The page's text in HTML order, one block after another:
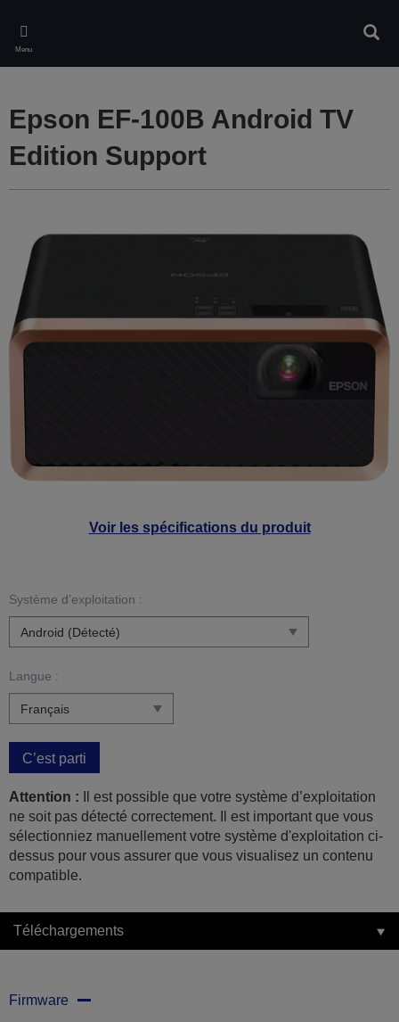
main
content
Menu
Voir les spécifications du produit
Epson EF-100B Android TV
Edition Support
Système d’exploitation :
Langue :
C’est parti
Attention : Il est possible que votre système d’exploitation
ne soit pas détecté correctement. Il est important que vous
sélectionniez manuellement votre système d'exploitation ci-
dessus pour vous assurer que vous visualisez un contenu
compatible.
Téléchargements
Firmware